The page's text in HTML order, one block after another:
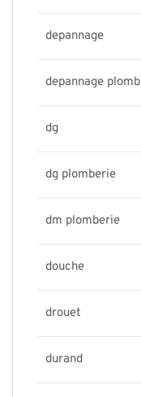
depannage
depannage
dg
dg plomberie
dm plomberie
douche
drouet
durand